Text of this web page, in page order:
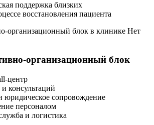
поддержка близких
восстановления пациента
организационный блок
центр
консультаций
юридическое сопровождение
персоналом
и логистика